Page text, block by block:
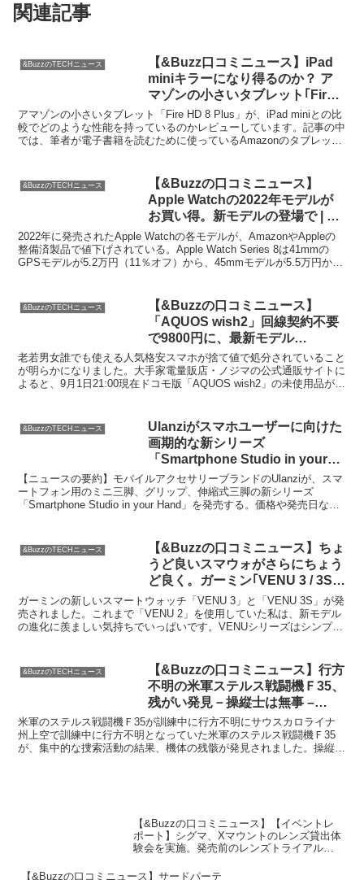
関連記事
&BuzzのTECHニュース
【&Buzz口コミニュース】iPad
miniキラーになり得るのか？ ア
マゾンの小さいタブレット｢Fire
HD 8 Plus｣レビュー | ギズモー
ド・ジャパン
アマゾンの小さいタブレット「Fire HD 8 Plus」が、iPad miniとの比
較でどのような性能を持っているのかレビューしています。記事の中
では、筆者が電子書籍を読むために使っているAmazonのタブレット
&BuzzのTECHニュース
【&Buzzの口コミニュース】
Apple Watchの2022年モデルが
お買い得。新モデルの登場で | ゴ
リミー
2022年に発売されたApple Watchの各モデルが、AmazonやAppleの
整備済製品で値下げされている。Apple Watch Series 8は41mmの
GPSモデルが5.2万円（11％オフ）から、45mmモデルが5.5万円か
&BuzzのTECHニュース
【&Buzzの口コミニュース】
「AQUOS wish2」回線契約不要
で9800円に、最新モデル
「AQUOS wish3」より高性能な
格安スマホ投げ売り中 |
Buzzap！
老若男女誰でも使える人気格安スマホが捨て値で処分されていること
が明らかになりました。大手家電量販店・ノジマの公式通販サイトに
よると、9月1日21:00現在ドコモ版「AQUOS wish2」の未使用品が
&BuzzのTECHニュース
Ulanziがスマホユーザーに向けた
画期的な新シリーズ
「Smartphone Studio in your
Hand」を発表！驚きの機能満載
で話題沸騰【&Buzzの口コミニュ
ース】
【ニュースの要約】モバイルアクセサリーブランドのUlanziが、スマ
ートフォン用のミニ三脚、グリップ、伸縮式三脚の新シリーズ
「Smartphone Studio in your Hand」を発売する。価格や発売日など
&BuzzのTECHニュース
【&Buzzの口コミニュース】ちょ
うど良いスマウォがさらにちょう
ど良く。ガーミン｢VENU 3 / 3S｣
登場 | ギズモード・ジャパン
ガーミンの新しいスマートウォッチ「VENU 3」と「VENU 3S」が発
売されました。これまで「VENU 2」を使用していた私は、新モデル
の進化に羨ましい気持ちでいっぱいです。VENUシリーズはシンプル
&BuzzのTECHニュース
【&Buzzの口コミニュース】行方
不明の米軍ステルス戦闘機Ｆ35、
残がい発見－操縦士は無事 –
Bloomberg
米軍のステルス戦闘機Ｆ35が訓練中に行方不明にサウスカロライナ
州上空で訓練中に行方不明となっていた米軍のステルス戦闘機Ｆ35
が、集中的な捜索活動の結果、機体の残骸が発見されました。操縦士
【&Buzzの口コミニュース】【イベントレ
ポート】シグマ、Xマウントのレンズ貸出体
験会を実施。発売前のレンズトライアルも –
【&Buzzの口コミニュース】サードパーテ